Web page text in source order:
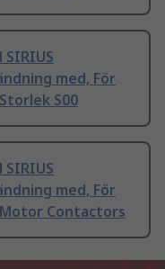
med, För
S00
med, För
Contactors